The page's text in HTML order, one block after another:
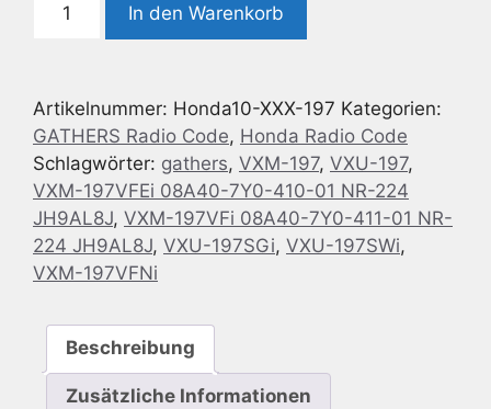
Radio
Gathers
VXM-
197
VXU-
197
Menge
In den Warenkorb
Artikelnummer: Honda10-XXX-197 Kategorien:
GATHERS Radio Code, Honda Radio Code
Schlagwörter: gathers, VXM-197, VXU-197,
VXM-197VFEi 08A40-7Y0-410-01 NR-224
JH9AL8J, VXM-197VFi 08A40-7Y0-411-01 NR-
224 JH9AL8J, VXU-197SGi, VXU-197SWi,
VXM-197VFNi
Beschreibung
Zusätzliche Informationen